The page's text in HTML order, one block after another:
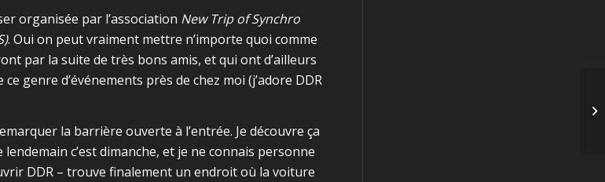
organisée par l’association New Trip of Synchro
. Oui on peut vraiment mettre n’importe quoi comme
par la suite de très bons amis, et qui ont d’ailleurs
genre d’événements près de chez moi (j’adore DDR
la barrière ouverte à l’entrée. Je découvre ça
c’est dimanche, et je ne connais personne
DDR – trouve finalement un endroit où la voiture